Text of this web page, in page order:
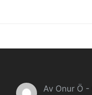
Av Onur Ö -